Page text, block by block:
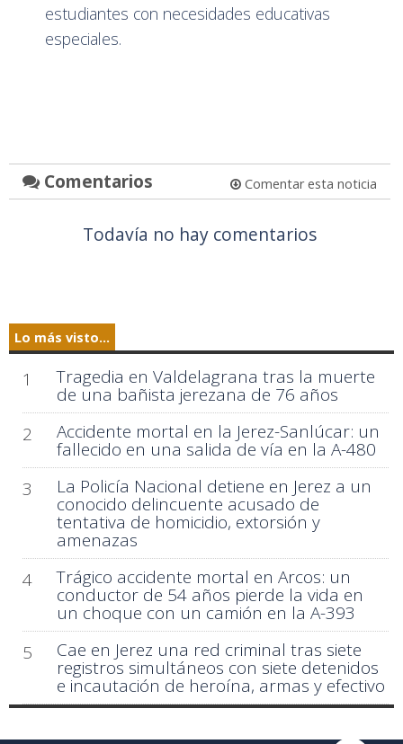
estudiantes con necesidades educativas
especiales.
Comentarios Comentar esta noticia
Todavía no hay comentarios
Lo más visto...
1 Tragedia en Valdelagrana tras la muerte
de una bañista jerezana de 76 años
2
Accidente mortal en la Jerez-Sanlúcar: un
fallecido en una salida de vía en la A-480
3
La Policía Nacional detiene en Jerez a un
conocido delincuente acusado de
tentativa de homicidio, extorsión y
amenazas
4
Trágico accidente mortal en Arcos: un
conductor de 54 años pierde la vida en
un choque con un camión en la A-393
5
Cae en Jerez una red criminal tras siete
registros simultáneos con siete detenidos
e incautación de heroína, armas y efectivo